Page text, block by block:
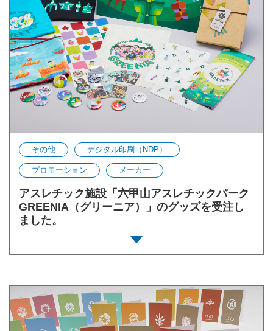
その他 デジタル印刷（NDP）
プロモーション メーカー
アスレチック施設「六甲山アスレチックパーク
GREENIA（グリーニア）」のグッズを受注し
ました。